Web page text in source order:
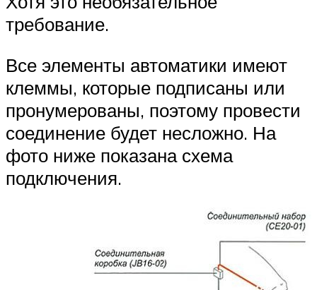
требование.
Все элементы автоматики имеют
клеммы, которые подписаны или
пронумерованы, поэтому провести
соединение будет несложно. На
фото ниже показана схема
подключения.